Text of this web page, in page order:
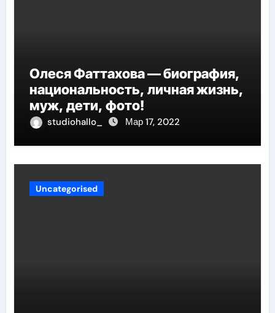
Олеся Фаттахова — биография,
национальность, личная жизнь,
муж, дети, фото!
studiohallo_ Мар 17, 2022
Uncategorised